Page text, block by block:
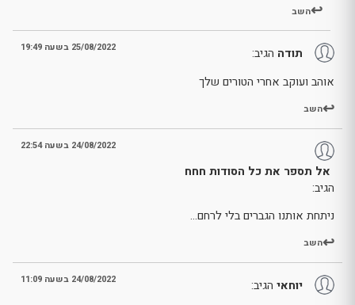
השב
תודה הגיב: 25/08/2022 בשעה 19:49
אוהב ועוקב אחרי הטורים שלך
השב
אל תספר את כל הסודות חחח
הגיב:
24/08/2022 בשעה 22:54
ניתחת אותנו הגברים בלי לרחם…
השב
יוחאי הגיב: 24/08/2022 בשעה 11:09